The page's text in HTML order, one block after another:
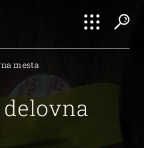
mesta